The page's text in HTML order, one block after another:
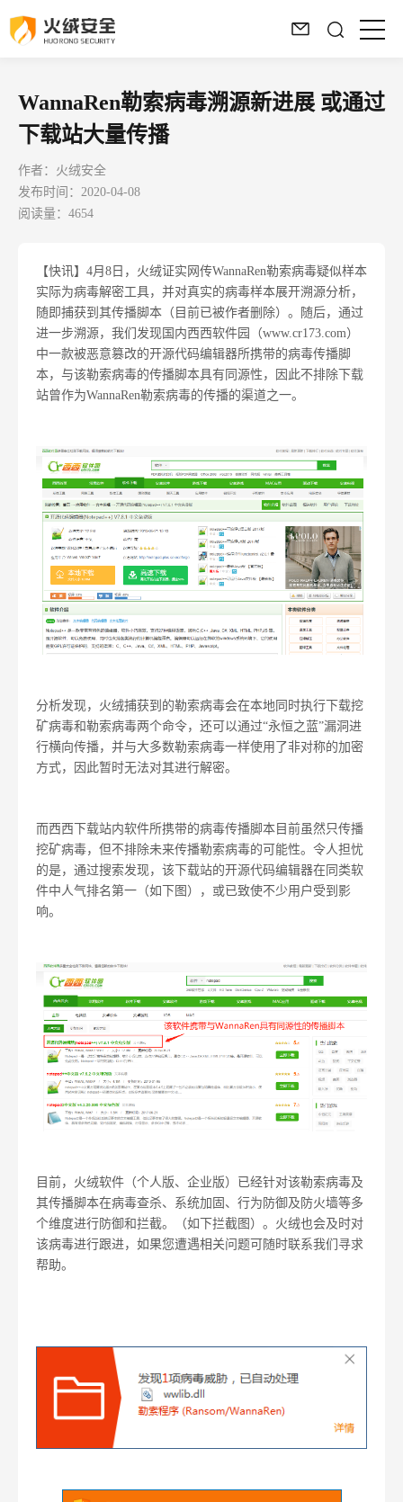
WannaRen勒索病毒溯源新进展 或通过
下载站大量传播
作者：火绒安全
发布时间：2020-04-08
阅读量：4654
【快讯】4月8日，火绒证实网传WannaRen勒索病毒疑似样本
实际为病毒解密工具，并对真实的病毒样本展开溯源分析，
随即捕获到其传播脚本（目前已被作者删除）。随后，通过
进一步溯源，我们发现国内西西软件园（www.cr173.com）
中一款被恶意篡改的开源代码编辑器所携带的病毒传播脚
本，与该勒索病毒的传播脚本具有同源性，因此不排除下载
站曾作为WannaRen勒索病毒的传播的渠道之一。
分析发现，火绒捕获到的勒索病毒会在本地同时执行下载挖
矿病毒和勒索病毒两个命令，还可以通过“永恒之蓝”漏洞进
行横向传播，并与大多数勒索病毒一样使用了非对称的加密
方式，因此暂时无法对其进行解密。
而西西下载站内软件所携带的病毒传播脚本目前虽然只传播
挖矿病毒，但不排除未来传播勒索病毒的可能性。令人担忧
的是，通过搜索发现，该下载站的开源代码编辑器在同类软
件中人气排名第一（如下图），或已致使不少用户受到影
响。
目前，火绒软件（个人版、企业版）已经针对该勒索病毒及
其传播脚本在病毒查杀、系统加固、行为防御及防火墙等多
个维度进行防御和拦截。（如下拦截图）。火绒也会及时对
该病毒进行跟进，如果您遭遇相关问题可随时联系我们寻求
帮助。